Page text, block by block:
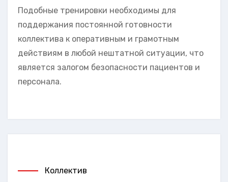
Подобные тренировки необходимы для
поддержания постоянной готовности
коллектива к оперативным и грамотным
действиям в любой нештатной ситуации, что
является залогом безопасности пациентов и
персонала.
Коллектив